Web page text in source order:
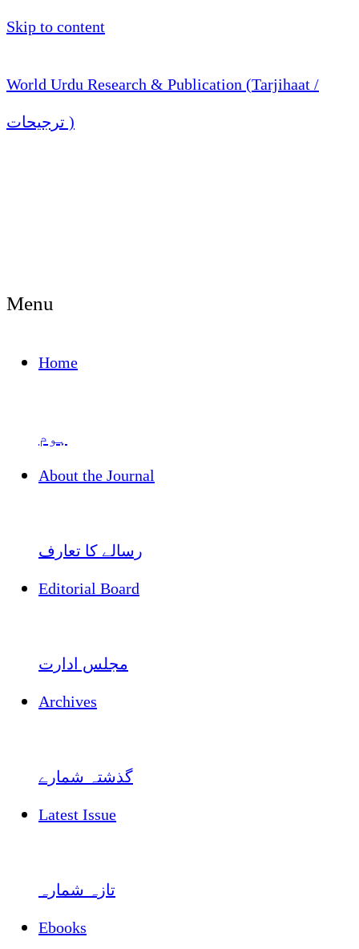
Skip to content
World Urdu Research & Publication (Tarjihaat /
ترجیحات )
Menu
Home
ہوم
About the Journal
رسالے کا تعارف
Editorial Board
مجلس ادارت
Archives
گذشتہ شمارے
Latest Issue
تازہ شمارہ
Ebooks